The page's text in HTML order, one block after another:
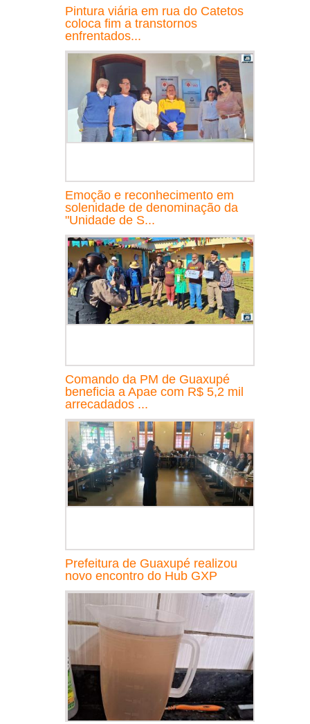
Pintura viária em rua do Catetos
coloca fim a transtornos
enfrentados...
Emoção e reconhecimento em
solenidade de denominação da
"Unidade de S...
Comando da PM de Guaxupé
beneficia a Apae com R$ 5,2 mil
arrecadados ...
Prefeitura de Guaxupé realizou
novo encontro do Hub GXP